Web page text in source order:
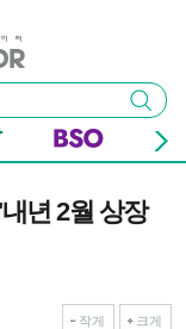
검색
년 2월 상장
작게 크게